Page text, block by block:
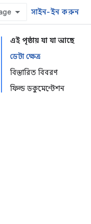
সাইন-ইন করুন
এই পৃষ্ঠায় যা যা আছে
ডেটা ক্ষেত্র
বিস্তারিত বিবরণ
ফিল্ড ডকুমেন্টেশন